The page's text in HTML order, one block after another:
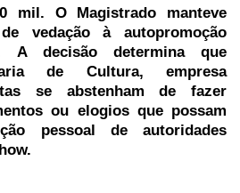
mil. O Magistrado manteve
vedação à autopromoção
A decisão determina que
de Cultura, empresa
se abstenham de fazer
ou elogios que possam
pessoal de autoridades